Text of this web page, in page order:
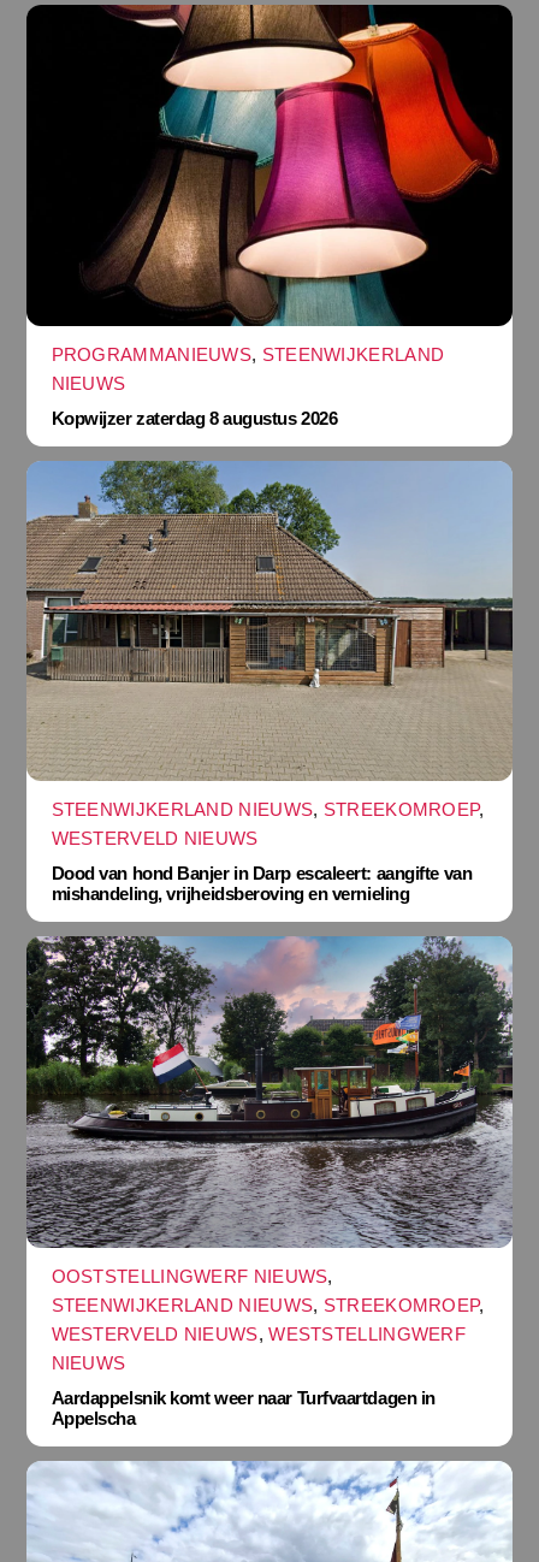
PROGRAMMANIEUWS, STEENWIJKERLAND
NIEUWS
Kopwijzer zaterdag 8 augustus 2026
STEENWIJKERLAND NIEUWS, STREEKOMROEP,
WESTERVELD NIEUWS
Dood van hond Banjer in Darp escaleert: aangifte van
mishandeling, vrijheidsberoving en vernieling
OOSTSTELLINGWERF NIEUWS,
STEENWIJKERLAND NIEUWS, STREEKOMROEP,
WESTERVELD NIEUWS,WESTSTELLINGWERF
NIEUWS
Aardappelsnik komt weer naar Turfvaartdagen in
Appelscha